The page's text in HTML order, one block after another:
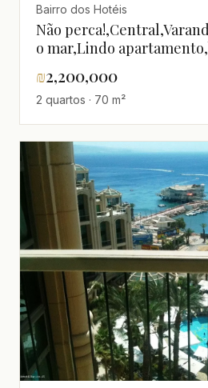
Bairro dos Hotéis
Não
o mar,Lindo
oportunidade,Boa
solar,calmo,claro,em um
bom estado,Totalmente
superior com
padrão,excelente
mar,Projeto de
₪2,200,000
2 quartos · 70 m²